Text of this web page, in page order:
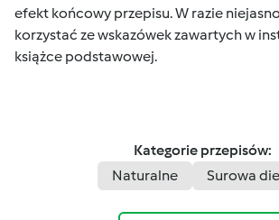
efekt końcowy przepisu. W razie
korzystać ze wskazówek zawartych w
książce podstawowej.
Kategorie przepisów:
Naturalne
Surowa